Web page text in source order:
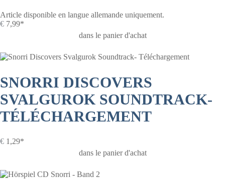
Article disponible en langue allemande uniquement.
€ 7,99*
dans le panier d'achat
SNORRI DISCOVERS
SVALGUROK SOUNDTRACK-
TÉLÉCHARGEMENT
€ 1,29*
dans le panier d'achat